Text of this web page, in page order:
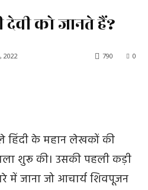
देवी को जानते हैं?
2022 0
790
हिंदी के महान लेखकों की
शुरू की। उसकी पहली कड़ी
जाना जो आचार्य शिवपूजन